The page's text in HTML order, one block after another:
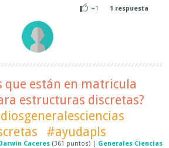
+1
1 respuesta
que están en matricula
estructuras discretas?
#ayudapls
Caceres (361 puntos) | Generales Ciencias